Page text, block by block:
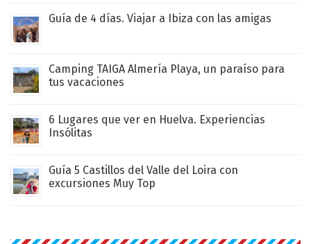
Guía de 4 días. Viajar a Ibiza con las amigas
Camping TAIGA Almería Playa, un paraíso para
tus vacaciones
6 Lugares que ver en Huelva. Experiencias
Insólitas
Guía 5 Castillos del Valle del Loira con
excursiones Muy Top